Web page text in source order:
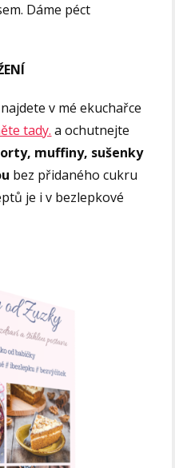
Dáme péct
v mé ekuchařce
tady. a ochutnejte
muffiny, sušenky
bez přidaného cukru
je i v bezlepkové